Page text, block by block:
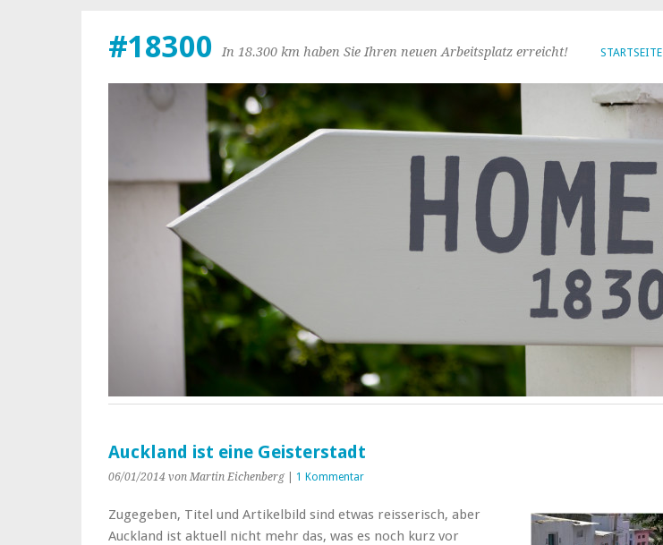
STARTSEITE
#18300 In 18.300 km haben Sie Ihren neuen Arbeitsplatz erreicht!
Auckland ist eine Geisterstadt
06/01/2014 von Martin Eichenberg 1 Kommentar
Zugegeben, Titel und Artikelbild sind etwas reisserisch, aber
Auckland ist aktuell nicht mehr das, was es noch kurz vor